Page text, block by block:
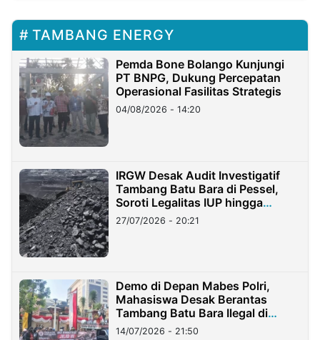
TAMBANG ENERGY
Pemda Bone Bolango Kunjungi
PT BNPG, Dukung Percepatan
Operasional Fasilitas Strategis
04/08/2026 - 14:20
IRGW Desak Audit Investigatif
Tambang Batu Bara di Pessel,
Soroti Legalitas IUP hingga
Stockpile
27/07/2026 - 20:21
Demo di Depan Mabes Polri,
Mahasiswa Desak Berantas
Tambang Batu Bara Ilegal di
Lampung
14/07/2026 - 21:50